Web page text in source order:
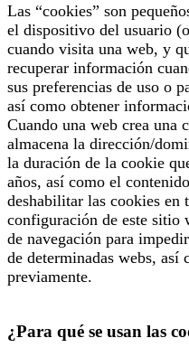
Las “cookies” son
el dispositivo del usuario
cuando visita una web, y
recuperar información
sus preferencias de uso o
así como obtener
Cuando una web crea una
almacena la dirección/
la duración de la cookie
años, así como el
deshabilitar las cookies en
configuración de este sitio
de navegación para
de determinadas webs, así
previamente.
¿Para qué se usan las